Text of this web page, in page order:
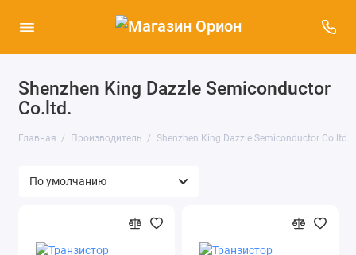
Shenzhen King Dazzle Semiconductor
Co.ltd.
Главная Производитель Shenzhen King Dazzle Semiconductor Co.ltd.